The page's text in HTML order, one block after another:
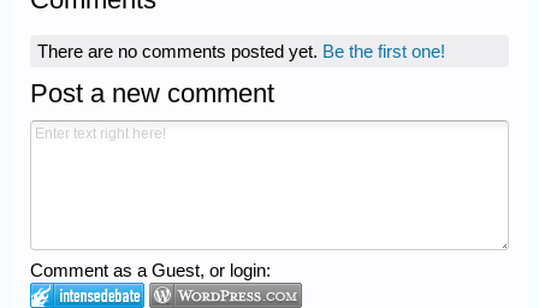
There are no comments posted yet. Be the first one!
Post a new comment
Comment as a Guest, or login: